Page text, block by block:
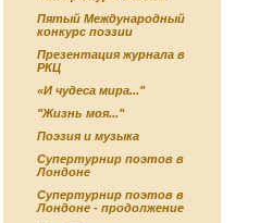
Пятый Международный
конкурс поэзии
Презентация журнала в
РКЦ
«И чудеса мира..."
"Жизнь моя..."
Поэзия и музыка
Супертурнир поэтов в
Лондоне
Супертурнир поэтов в
Лондоне - продолжение